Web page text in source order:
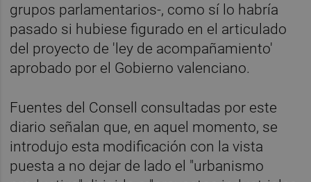
grupos parlamentarios-, como sí lo habría
pasado si hubiese figurado en el articulado
del proyecto de 'ley de acompañamiento'
aprobado por el Gobierno valenciano.
Fuentes del Consell consultadas por este
diario señalan que, en aquel momento, se
introdujo esta modificación con la vista
puesta a no dejar de lado el "urbanismo